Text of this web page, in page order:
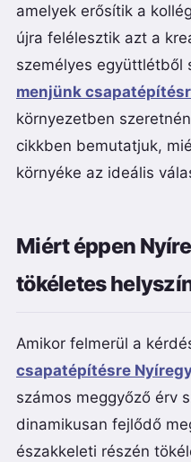
amelyek erősítik a
újra felélesztik azt a
személyes együttlétből
menjünk
környezetben
cikkben bemutatjuk,
környéke az ideális
Miért éppen
tökéletes
Amikor felmerül a
csapatépítésre
számos meggyőző érv
dinamikusan fejlődő
északkeleti részén